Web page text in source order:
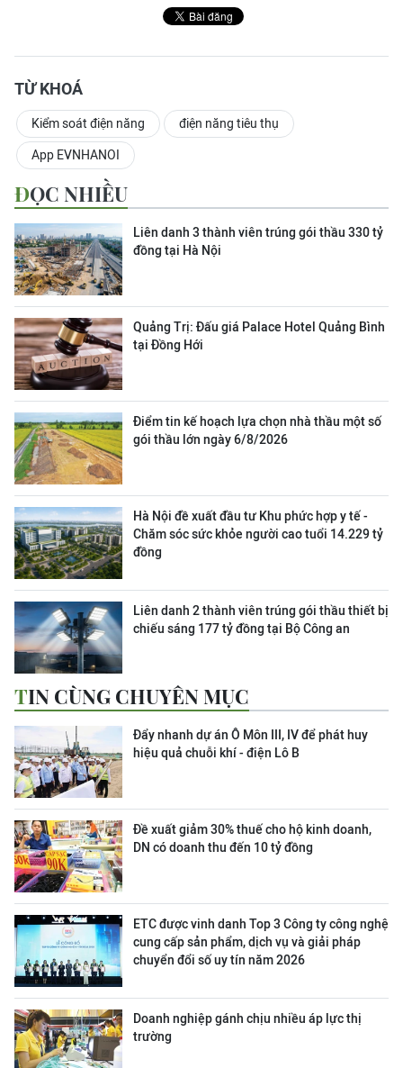
TỪ KHOÁ
Kiểm soát điện năng điện năng tiêu thụ
App EVNHANOI
ĐỌC NHIỀU
Liên danh 3 thành viên trúng gói thầu 330 tỷ
đồng tại Hà Nội
Quảng Trị: Đấu giá Palace Hotel Quảng Bình
tại Đồng Hới
Điểm tin kế hoạch lựa chọn nhà thầu một số
gói thầu lớn ngày 6/8/2026
Hà Nội đề xuất đầu tư Khu phức hợp y tế -
Chăm sóc sức khỏe người cao tuổi 14.229 tỷ
đồng
Liên danh 2 thành viên trúng gói thầu thiết bị
chiếu sáng 177 tỷ đồng tại Bộ Công an
TIN CÙNG CHUYÊN MỤC
Đẩy nhanh dự án Ô Môn III, IV để phát huy
hiệu quả chuỗi khí - điện Lô B
Đề xuất giảm 30% thuế cho hộ kinh doanh,
DN có doanh thu đến 10 tỷ đồng
ETC được vinh danh Top 3 Công ty công nghệ
cung cấp sản phẩm, dịch vụ và giải pháp
chuyển đổi số uy tín năm 2026
Doanh nghiệp gánh chịu nhiều áp lực thị
trường